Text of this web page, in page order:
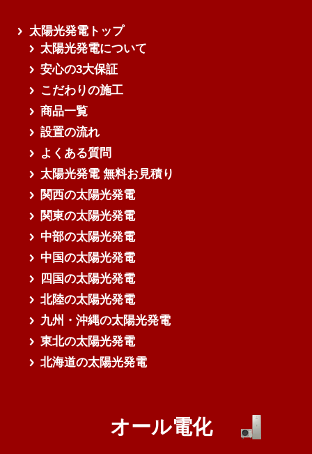
太陽光発電トップ
太陽光発電について
安心の3大保証
こだわりの施工
商品一覧
設置の流れ
よくある質問
太陽光発電 無料お見積り
関西の太陽光発電
関東の太陽光発電
中部の太陽光発電
中国の太陽光発電
四国の太陽光発電
北陸の太陽光発電
九州・沖縄の太陽光発電
東北の太陽光発電
北海道の太陽光発電
オール電化